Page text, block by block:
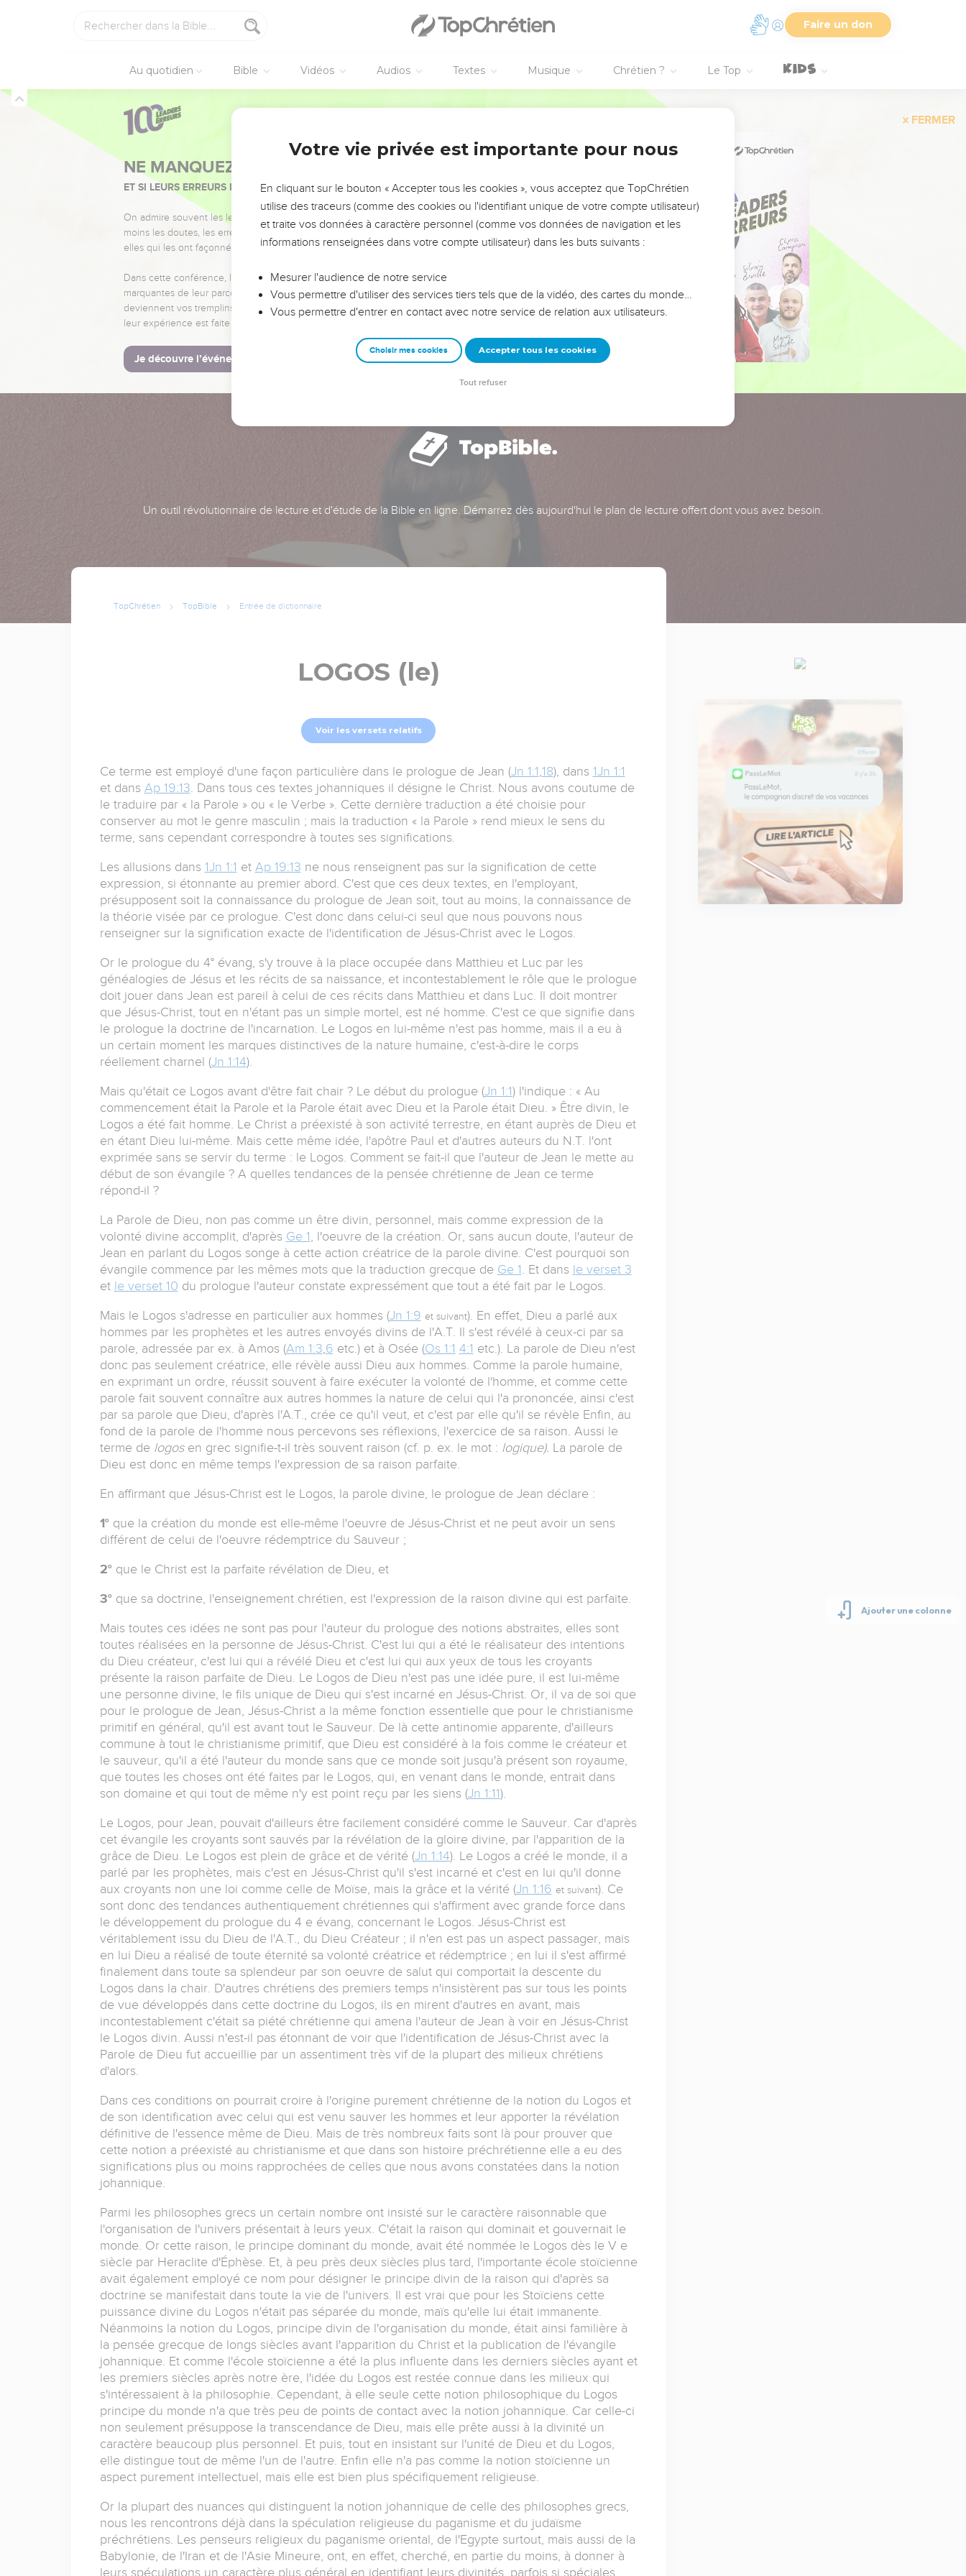
Faire un don
Au quotidien Bible Vidéos Audios Textes Musique Chrétien ? Le Top
FERMER
NE MANQUEZ PAS L’ÉVÉNEMENT DE L’ANNÉE !
ET SI LEURS ERREURS POUVAIENT VOUS ÉVITER LES VOTRES ?
On admire souvent les leaders pour leurs réussites, leur impact, leur foi ou leur vision. Mais on voit
moins les doutes, les erreurs et les saisons difficiles qu'ils ont traversés, alors même que ce sont
elles qui les ont façonnés.
Dans cette conférence, leaders, entrepreneurs, et responsables reviennent sur les erreurs
marquantes de leur parcours et les clés pour avancer avec plus de sagesse afin que leurs erreurs
deviennent vos tremplins. Que vous guidiez un ministère, une équipe, un groupe ou une famille,
leur expérience est faite pour vous.
Je découvre l’événement
Un outil révolutionnaire de lecture et d'étude de la Bible en ligne. Démarrez dès aujourd'hui le plan de lecture offert dont vous avez besoin.
TopChrétien TopBible Entrée de dictionnaire
LOGOS (le)
Voir les versets relatifs
Ce terme est employé d'une façon particulière dans le prologue de Jean (Jn 1:1 18), dans 1Jn 1:1
et dans Ap 19:13 . Dans tous ces textes johanniques il désigne le Christ. Nous avons coutume de
le traduire par « la Parole » ou « le Verbe ». Cette dernière traduction a été choisie pour
conserver au mot le genre masculin ; mais la traduction « la Parole » rend mieux le sens du
terme, sans cependant correspondre à toutes ses significations.
Les allusions dans 1Jn 1:1 et Ap 19:13 ne nous renseignent pas sur la signification de cette
expression, si étonnante au premier abord. C'est que ces deux textes, en l'employant,
présupposent soit la connaissance du prologue de Jean soit, tout au moins, la connaissance de
la théorie visée par ce prologue. C'est donc dans celui-ci seul que nous pouvons nous
renseigner sur la signification exacte de l'identification de Jésus-Christ avec le Logos.
Or le prologue du 4° évang, s'y trouve à la place occupée dans Matthieu et Luc par les
généalogies de Jésus et les récits de sa naissance, et incontestablement le rôle que le prologue
doit jouer dans Jean est pareil à celui de ces récits dans Matthieu et dans Luc. Il doit montrer
que Jésus-Christ, tout en n'étant pas un simple mortel, est né homme. C'est ce que signifie dans
le prologue la doctrine de l'incarnation. Le Logos en lui-même n'est pas homme, mais il a eu à
un certain moment les marques distinctives de la nature humaine, c'est-à-dire le corps
réellement charnel (Jn 1:14).
Mais qu'était ce Logos avant d'être fait chair ? Le début du prologue (Jn 1:1) l'indique : « Au
commencement était la Parole et la Parole était avec Dieu et la Parole était Dieu. » Être divin, le
Logos a été fait homme. Le Christ a préexisté à son activité terrestre, en étant auprès de Dieu et
en étant Dieu lui-même. Mais cette même idée, l'apôtre Paul et d'autres auteurs du N.T. l'ont
exprimée sans se servir du terme : le Logos. Comment se fait-il que l'auteur de Jean le mette au
début de son évangile ? A quelles tendances de la pensée chrétienne de Jean ce terme
répond-il ?
La Parole de Dieu, non pas comme un être divin, personnel, mais comme expression de la
volonté divine accomplit, d'après Ge 1 , l'oeuvre de la création. Or, sans aucun doute, l'auteur de
Jean en parlant du Logos songe à cette action créatrice de la parole divine. C'est pourquoi son
évangile commence par les mêmes mots que la traduction grecque de Ge 1 . Et dans le verset 3
et le verset 10 du prologue l'auteur constate expressément que tout a été fait par le Logos.
Mais le Logos s'adresse en particulier aux hommes (Jn 1:9 et suivant). En effet, Dieu a parlé aux
hommes par les prophètes et les autres envoyés divins de l'A.T. Il s'est révélé à ceux-ci par sa
parole, adressée par ex. à Amos (Am 1:3 6 etc.) et à Osée (Os 1:1 4:1 etc.). La parole de Dieu n'est
donc pas seulement créatrice, elle révèle aussi Dieu aux hommes. Comme la parole humaine,
en exprimant un ordre, réussit souvent à faire exécuter la volonté de l'homme, et comme cette
parole fait souvent connaître aux autres hommes la nature de celui qui l'a prononcée, ainsi c'est
par sa parole que Dieu, d'après l'A.T., crée ce qu'il veut, et c'est par elle qu'il se révèle Enfin, au
fond de la parole de l'homme nous percevons ses réflexions, l'exercice de sa raison. Aussi le
terme de logos en grec signifie-t-il très souvent raison (cf. p. ex. le mot : logique). La parole de
Dieu est donc en même temps l'expression de sa raison parfaite.
En affirmant que Jésus-Christ est le Logos, la parole divine, le prologue de Jean déclare :
1° que la création du monde est elle-même l'oeuvre de Jésus-Christ et ne peut avoir un sens
différent de celui de l'oeuvre rédemptrice du Sauveur ;
2° que le Christ est la parfaite révélation de Dieu, et
3° que sa doctrine, l'enseignement chrétien, est l'expression de la raison divine qui est parfaite.
Mais toutes ces idées ne sont pas pour l'auteur du prologue des notions abstraites, elles sont
toutes réalisées en la personne de Jésus-Christ. C'est lui qui a été le réalisateur des intentions
du Dieu créateur, c'est lui qui a révélé Dieu et c'est lui qui aux yeux de tous les croyants
présente la raison parfaite de Dieu. Le Logos de Dieu n'est pas une idée pure, il est lui-même
une personne divine, le fils unique de Dieu qui s'est incarné en Jésus-Christ. Or, il va de soi que
pour le prologue de Jean, Jésus-Christ a la même fonction essentielle que pour le christianisme
primitif en général, qu'il est avant tout le Sauveur. De là cette antinomie apparente, d'ailleurs
commune à tout le christianisme primitif, que Dieu est considéré à la fois comme le créateur et
le sauveur, qu'il a été l'auteur du monde sans que ce monde soit jusqu'à présent son royaume,
que toutes les choses ont été faites par le Logos, qui, en venant dans le monde, entrait dans
son domaine et qui tout de même n'y est point reçu par les siens (Jn 1:11).
Le Logos, pour Jean, pouvait d'ailleurs être facilement considéré comme le Sauveur. Car d'après
cet évangile les croyants sont sauvés par la révélation de la gloire divine, par l'apparition de la
grâce de Dieu. Le Logos est plein de grâce et de vérité (Jn 1:14). Le Logos a créé le monde, il a
parlé par les prophètes, mais c'est en Jésus-Christ qu'il s'est incarné et c'est en lui qu'il donne
aux croyants non une loi comme celle de Moïse, mais la grâce et la vérité (Jn 1:16 et suivant). Ce
sont donc des tendances authentiquement chrétiennes qui s'affirment avec grande force dans
le développement du prologue du 4 e évang, concernant le Logos. Jésus-Christ est
véritablement issu du Dieu de l'A.T., du Dieu Créateur ; il n'en est pas un aspect passager, mais
en lui Dieu a réalisé de toute éternité sa volonté créatrice et rédemptrice ; en lui il s'est affirmé
finalement dans toute sa splendeur par son oeuvre de salut qui comportait la descente du
Logos dans la chair. D'autres chrétiens des premiers temps n'insistèrent pas sur tous les points
de vue développés dans cette doctrine du Logos, ils en mirent d'autres en avant, mais
incontestablement c'était sa piété chrétienne qui amena l'auteur de Jean à voir en Jésus-Christ
le Logos divin. Aussi n'est-il pas étonnant de voir que l'identification de Jésus-Christ avec la
Parole de Dieu fut accueillie par un assentiment très vif de la plupart des milieux chrétiens
d'alors.
Dans ces conditions on pourrait croire à l'origine purement chrétienne de la notion du Logos et
de son identification avec celui qui est venu sauver les hommes et leur apporter la révélation
définitive de l'essence même de Dieu. Mais de très nombreux faits sont là pour prouver que
cette notion a préexisté au christianisme et que dans son histoire préchrétienne elle a eu des
significations plus ou moins rapprochées de celles que nous avons constatées dans la notion
johannique.
Parmi les philosophes grecs un certain nombre ont insisté sur le caractère raisonnable que
l'organisation de l'univers présentait à leurs yeux. C'était la raison qui dominait et gouvernait le
monde. Or cette raison, le principe dominant du monde, avait été nommée le Logos dès le V e
siècle par Heraclite d'Éphèse. Et, à peu près deux siècles plus tard, l'importante école stoïcienne
avait également employé ce nom pour désigner le principe divin de la raison qui d'après sa
doctrine se manifestait dans toute la vie de l'univers. Il est vrai que pour les Stoïciens cette
puissance divine du Logos n'était pas séparée du monde, maïs qu'elle lui était immanente.
Néanmoins la notion du Logos, principe divin de l'organisation du monde, était ainsi familière à
la pensée grecque de longs siècles avant l'apparition du Christ et la publication de l'évangile
johannique. Et comme l'école stoïcienne a été la plus influente dans les derniers siècles ayant et
les premiers siècles après notre ère, l'idée du Logos est restée connue dans les milieux qui
s'intéressaient à la philosophie. Cependant, à elle seule cette notion philosophique du Logos
principe du monde n'a que très peu de points de contact avec la notion johannique. Car celle-ci
non seulement présuppose la transcendance de Dieu, mais elle prête aussi à la divinité un
caractère beaucoup plus personnel. Et puis, tout en insistant sur l'unité de Dieu et du Logos,
elle distingue tout de même l'un de l'autre. Enfin elle n'a pas comme la notion stoïcienne un
aspect purement intellectuel, mais elle est bien plus spécifiquement religieuse.
Or la plupart des nuances qui distinguent la notion johannique de celle des philosophes grecs,
nous les rencontrons déjà dans la spéculation religieuse du paganisme et du judaïsme
préchrétiens. Les penseurs religieux du paganisme oriental, de l'Egypte surtout, mais aussi de la
Babylonie, de l'Iran et de l'Asie Mineure, ont, en effet, cherché, en partie du moins, à donner à
leurs spéculations un caractère plus général en identifiant leurs divinités, parfois si spéciales,
Votre vie privée est importante pour nous
En cliquant sur le bouton « Accepter tous les cookies », vous acceptez que TopChrétien
utilise des traceurs (comme des cookies ou l'identifiant unique de votre compte utilisateur)
et traite vos données à caractère personnel (comme vos données de navigation et les
informations renseignées dans votre compte utilisateur) dans les buts suivants :
Mesurer l'audience de notre service
Vous permettre d'utiliser des services tiers tels que de la vidéo, des cartes du monde…
Vous permettre d'entrer en contact avec notre service de relation aux utilisateurs.
Choisir mes cookies Accepter tous les cookies
Tout refuser